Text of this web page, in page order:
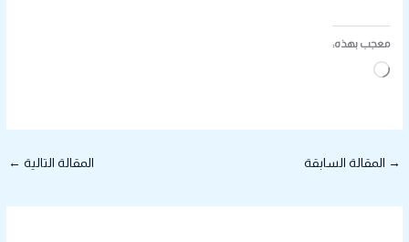
معجب بهذه:
جاري
→ المقالة السابقة المقالة التالية ←